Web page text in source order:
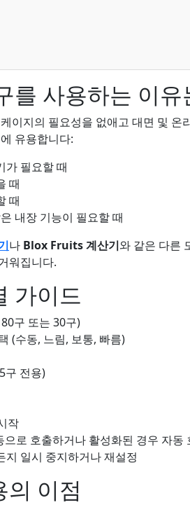
를 사용하는 이유
이지의 필요성을 없애고 대면 및 온
유용합니다:
가 필요할 때
때
때
내장 기능이 필요할 때
나 Blox Fruits 계산기와 같은 다른
워집니다.
가이드
구 또는 30구)
(수동, 느림, 보통, 빠름)
구 전용)
작
로 호출하거나 활성화된 경우 자동
일시 중지하거나 재설정
의 이점